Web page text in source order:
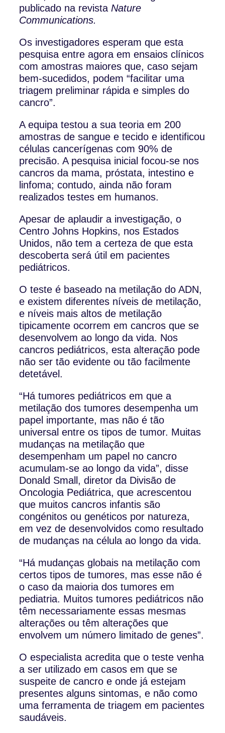
publicado na revista Nature
Communications.
Os investigadores esperam que esta
pesquisa entre agora em ensaios clínicos
com amostras maiores que, caso sejam
bem-sucedidos, podem “facilitar uma
triagem preliminar rápida e simples do
cancro”.
A equipa testou a sua teoria em 200
amostras de sangue e tecido e identificou
células cancerígenas com 90% de
precisão. A pesquisa inicial focou-se nos
cancros da mama, próstata, intestino e
linfoma; contudo, ainda não foram
realizados testes em humanos.
Apesar de aplaudir a investigação, o
Centro Johns Hopkins, nos Estados
Unidos, não tem a certeza de que esta
descoberta será útil em pacientes
pediátricos.
O teste é baseado na metilação do ADN,
e existem diferentes níveis de metilação,
e níveis mais altos de metilação
tipicamente ocorrem em cancros que se
desenvolvem ao longo da vida. Nos
cancros pediátricos, esta alteração pode
não ser tão evidente ou tão facilmente
detetável.
“Há tumores pediátricos em que a
metilação dos tumores desempenha um
papel importante, mas não é tão
universal entre os tipos de tumor. Muitas
mudanças na metilação que
desempenham um papel no cancro
acumulam-se ao longo da vida”, disse
Donald Small, diretor da Divisão de
Oncologia Pediátrica, que acrescentou
que muitos cancros infantis são
congénitos ou genéticos por natureza,
em vez de desenvolvidos como resultado
de mudanças na célula ao longo da vida.
“Há mudanças globais na metilação com
certos tipos de tumores, mas esse não é
o caso da maioria dos tumores em
pediatria. Muitos tumores pediátricos não
têm necessariamente essas mesmas
alterações ou têm alterações que
envolvem um número limitado de genes”.
O especialista acredita que o teste venha
a ser utilizado em casos em que se
suspeite de cancro e onde já estejam
presentes alguns sintomas, e não como
uma ferramenta de triagem em pacientes
saudáveis.